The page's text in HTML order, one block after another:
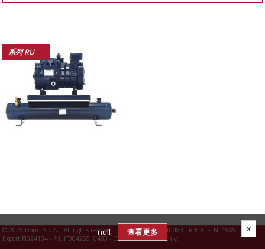
系列 RU
©2026 Dorin S.p.A. - All rights reserved - R.I. FI N. 00426510483 - R.E.A. FI N. 1989 -
Export FI024104 - P.I. IT00426510483 - C.S. 3.960.000,00 € i.v.
null 查看更多 x